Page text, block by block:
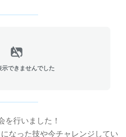
示できませんでした
を行いました！
なった技や今チャレンジしてい